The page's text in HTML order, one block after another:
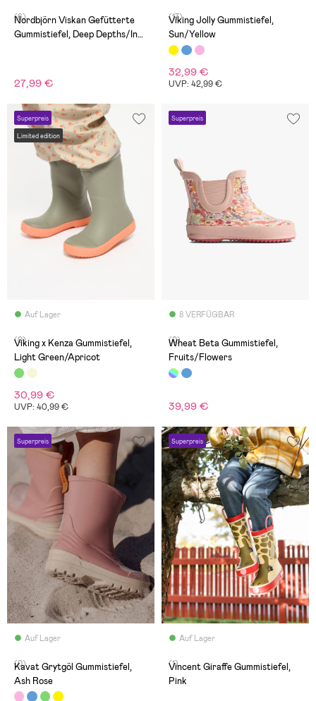
(6)
Nordbjörn Viskan Gefütterte
Gummistiefel, Deep Depths/Inca
27,99 €
(17)
Viking Jolly Gummistiefel,
Sun/Yellow
32,99 €
UVP: 42,99 €
Superpreis
Limited edition
Auf Lager
(0)
Viking x Kenza Gummistiefel,
Light Green/Apricot
30,99 €
UVP: 40,99 €
Superpreis
8 VERFÜGBAR
(0)
Wheat Beta Gummistiefel,
Fruits/Flowers
39,99 €
Superpreis
Auf Lager
(0)
Kavat Grytgöl Gummistiefel,
Ash Rose
Superpreis
Auf Lager
(1)
Vincent Giraffe Gummistiefel,
Pink